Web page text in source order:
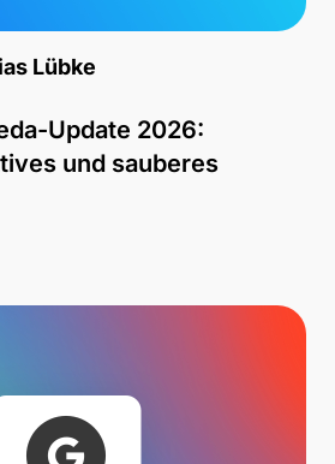
Lübke
Update 2026:
und sauberes